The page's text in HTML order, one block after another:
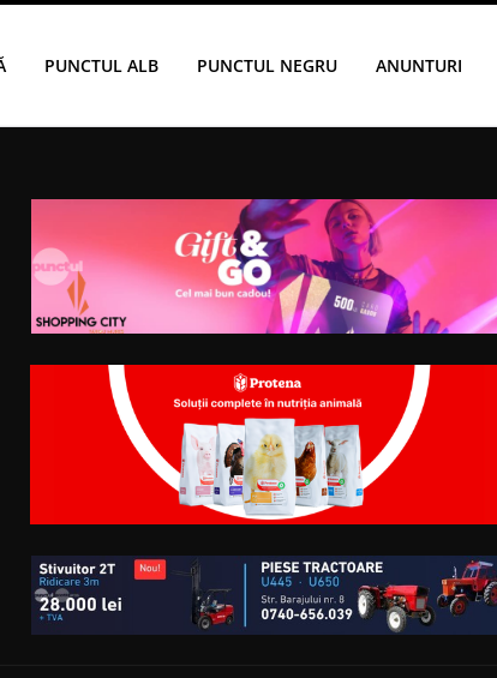
PUNCTUL ALB PUNCTUL NEGRU ANUNTURI